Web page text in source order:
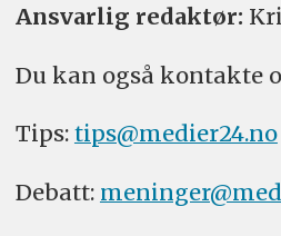
Ansvarlig redaktør:
Du kan også kontakte
Tips: tips@medier24.no
Debatt: